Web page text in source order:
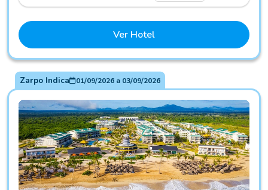
Ver Hotel
Zarpo Indica 01/09/2026a 03/09/2026